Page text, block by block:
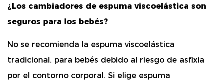
¿Los cambiadores de espuma viscoelástica son
seguros para los bebés?
No se recomienda la espuma viscoelástica
tradicional. para bebés debido al riesgo de asfixia
por el contorno corporal. Si elige espuma